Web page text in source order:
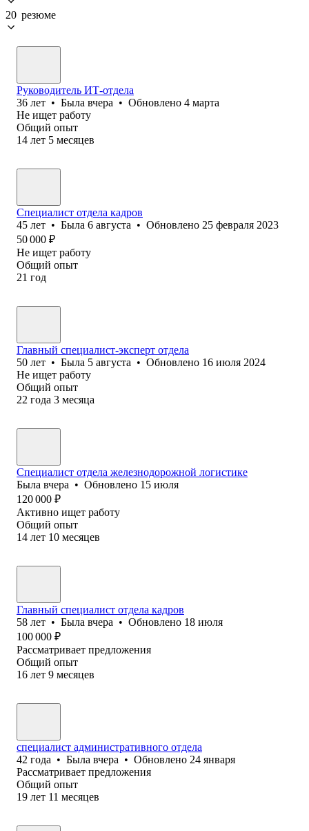
20 резюме
Руководитель ИТ-отдела
36 лет • Была вчера • Обновлено 4 марта
Не ищет работу
Общий опыт
14 лет 5 месяцев
Специалист отдела кадров
45 лет • Была 6 августа • Обновлено 25 февраля 2023
50 000 ₽
Не ищет работу
Общий опыт
21 год
Главный специалист-эксперт отдела
50 лет • Была 5 августа • Обновлено 16 июля 2024
Не ищет работу
Общий опыт
22 года 3 месяца
Специалист отдела железнодорожной логистике
Была вчера • Обновлено 15 июля
120 000 ₽
Активно ищет работу
Общий опыт
14 лет 10 месяцев
Главный специалист отдела кадров
58 лет • Была вчера • Обновлено 18 июля
100 000 ₽
Рассматривает предложения
Общий опыт
16 лет 9 месяцев
специалист административного отдела
42 года • Была вчера • Обновлено 24 января
Рассматривает предложения
Общий опыт
19 лет 11 месяцев